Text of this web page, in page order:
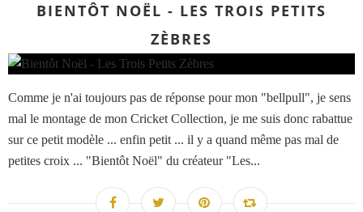
BIENTÔT NOËL - LES TROIS PETITS
ZÈBRES
Comme je n'ai toujours pas de réponse pour mon "bellpull", je sens
mal le montage de mon Cricket Collection, je me suis donc rabattue
sur ce petit modèle ... enfin petit ... il y a quand même pas mal de
petites croix ... "Bientôt Noël" du créateur "Les...